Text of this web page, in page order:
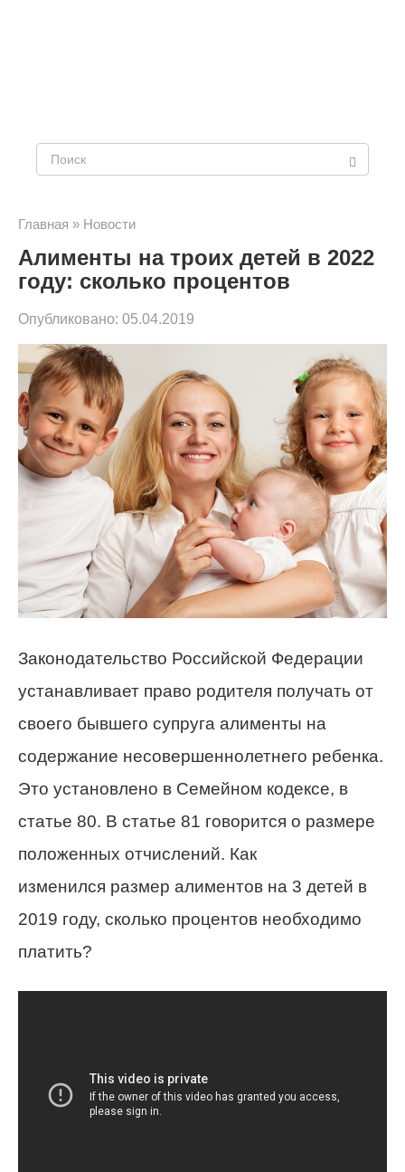
Главная » Новости
Алименты на троих детей в 2022
году: сколько процентов
Опубликовано: 05.04.2019
Законодательство Российской Федерации
устанавливает право родителя получать от
своего бывшего супруга алименты на
содержание несовершеннолетнего ребенка.
Это установлено в Семейном кодексе, в
статье 80. В статье 81 говорится о размере
положенных отчислений. Как
изменился размер алиментов на 3 детей в
2019 году, сколько процентов необходимо
платить?